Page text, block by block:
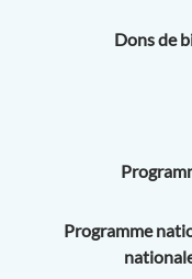
Dons de
Programme